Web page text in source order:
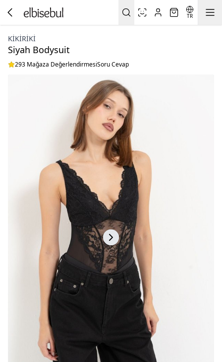
TR
KIKIRIKI
Siyah Bodysuit
293 Mağaza DeğerlendirmesiSoru Cevap